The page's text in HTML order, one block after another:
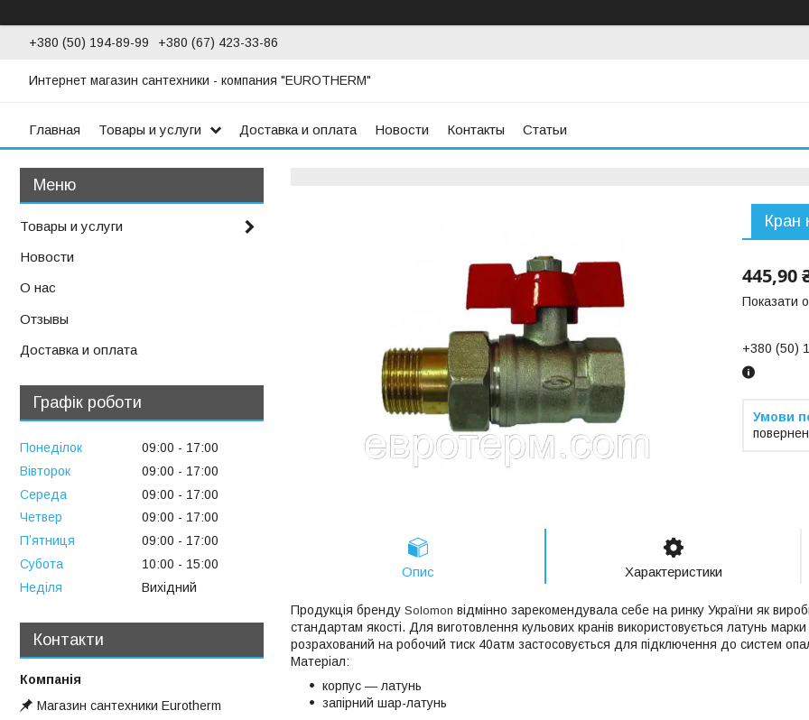
+380 (50) 194-89-99 +380 (67) 423-33-86
Интернет магазин сантехники - компания "EUROTHERM"
Главная Товары и услуги Доставка и оплата Новости Контакты Статьи
Кран
445,90
Показати
+380 (50)
Опис Характеристики
Продукція бренду Solomon відмінно зарекомендувала себе на ринку України як
стандартам якості. Для виготовлення кульових кранів використовується латунь
розрахований на робочий тиск 40атм застосовується для підключення до систем
Матеріал:
корпус ― латунь
запірний шар-латунь
Товары и услуги
Новости
О нас
Отзывы
Доставка и оплата
Графік роботи
Понеділок 09:00
17:00
Вівторок
09:00
17:00
Середа
09:00
17:00
Четвер
09:00
17:00
Пʼятниця
09:00
17:00
Субота
10:00
15:00
Неділя
Вихідний
Контакти
Магазин сантехники Eurotherm